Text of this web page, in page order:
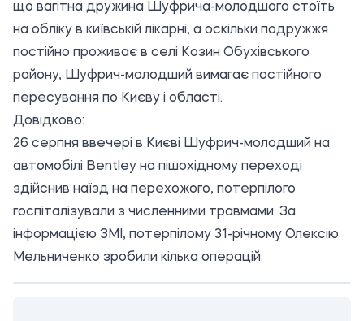
що вагітна дружина Шуфрича-молодшого стоїть
на обліку в київській лікарні, а оскільки подружжя
постійно проживає в селі Козин Обухівського
району, Шуфрич-молодший вимагає постійного
пересування по Києву і області.
Довідково:
26 серпня ввечері в Києві Шуфрич-молодший на
автомобілі Bentley на пішохідному переході
здійснив наїзд на перехожого, потерпілого
госпіталізували з численними травмами. За
інформацією ЗМІ, потерпілому 31-річному Олексію
Мельниченко зробили кілька операцій.